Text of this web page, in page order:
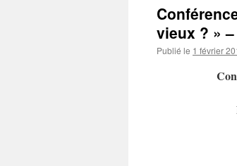
vieux ? »
Publié le 1 février